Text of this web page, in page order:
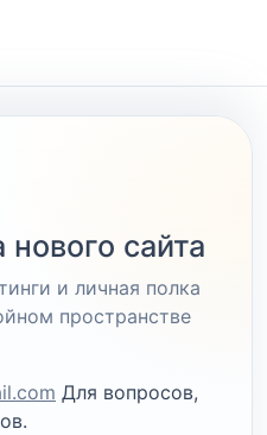
сайта
и личная полка
пространстве
Для вопросов,